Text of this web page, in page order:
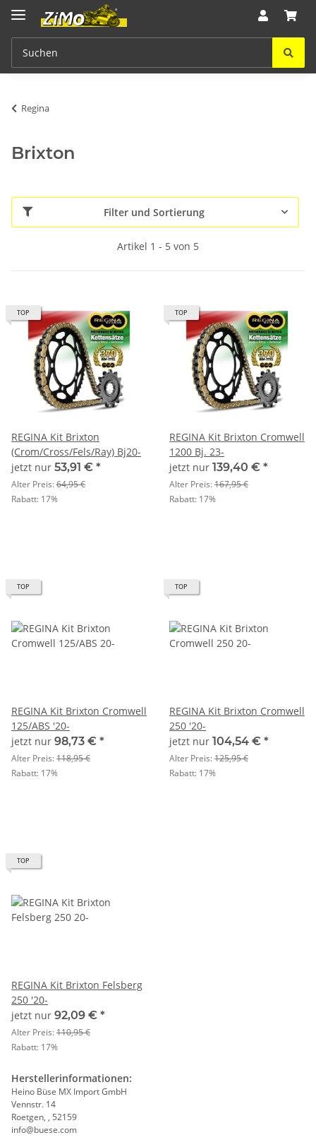
Regina
Brixton
Filter und Sortierung
Artikel 1 - 5 von 5
TOP
REGINA Kit Brixton
(Crom/Cross/Fels/Ray) Bj20-
jetzt nur 53,91 € *
Alter Preis:64,95 €
Rabatt: 17%
TOP
REGINA Kit Brixton Cromwell
1200 Bj. 23-
jetzt nur 139,40 € *
Alter Preis:167,95 €
Rabatt: 17%
TOP
REGINA Kit Brixton Cromwell
125/ABS '20-
jetzt nur 98,73 € *
Alter Preis:118,95 €
Rabatt: 17%
TOP
REGINA Kit Brixton Cromwell
250 '20-
jetzt nur 104,54 € *
Alter Preis:125,95 €
Rabatt: 17%
TOP
REGINA Kit Brixton Felsberg
250 '20-
jetzt nur 92,09 € *
Alter Preis:110,95 €
Rabatt: 17%
Herstellerinformationen:
Heino Büse MX Import GmbH
Vennstr. 14
Roetgen, , 52159
info@buese.com